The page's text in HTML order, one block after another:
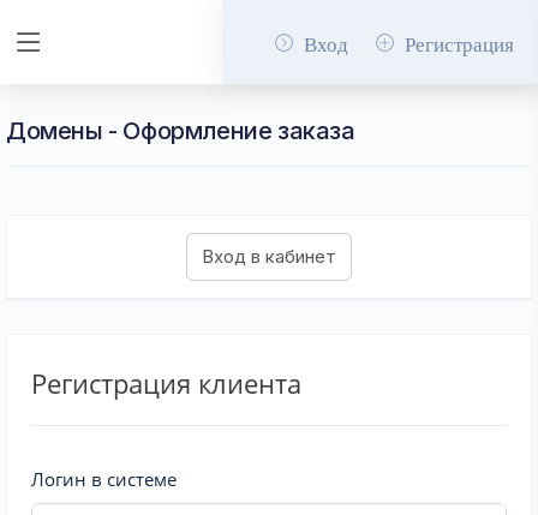
Вход Регистрация
Домены - Оформление заказа
Регистрация клиента
Логин в системе